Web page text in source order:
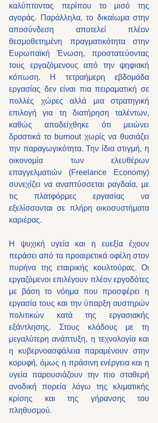
καλύπτοντας περίπου το μισό της
αγοράς. Παράλληλα, το δικαίωμα στην
αποσύνδεση αποτελεί πλέον
θεσμοθετημένη πραγματικότητα στην
Ευρωπαϊκή Ένωση, προστατεύοντας
τους εργαζόμενους από την ψηφιακή
κόπωση. Η τετραήμερη εβδομάδα
εργασίας δεν είναι πια πειραματική σε
πολλές χώρες αλλά μια στρατηγική
επιλογή για τη διατήρηση ταλέντων,
καθώς αποδείχθηκε ότι μειώνει
δραστικά το burnout χωρίς να θυσιάζει
την παραγωγικότητα. Την ίδια στιγμή, η
οικονομία των ελευθέρων
επαγγελματιών (Freelance Economy)
συνεχίζει να αναπτύσσεται ραγδαία, με
τις πλατφόρμες εργασίας να
εξελίσσονται σε πλήρη οικοσυστήματα
καριέρας.
Η ψυχική υγεία και η ευεξία έχουν
περάσει από τα προαιρετικά οφέλη στον
πυρήνα της εταιρικής κουλτούρας. Οι
εργαζόμενοι επιλέγουν πλέον εργοδότες
με βάση το νόημα που προσφέρει η
εργασία τους και την ύπαρξη αυστηρών
πολιτικών κατά της εργασιακής
εξάντλησης. Στους κλάδους με τη
μεγαλύτερη ανάπτυξη, η τεχνολογία και
η κυβερνοασφάλεια παραμένουν στην
κορυφή, όμως η πράσινη ενέργεια και η
υγεία παρουσιάζουν την πιο σταθερή
ανοδική πορεία λόγω της κλιματικής
κρίσης και της γήρανσης του
πληθυσμού.